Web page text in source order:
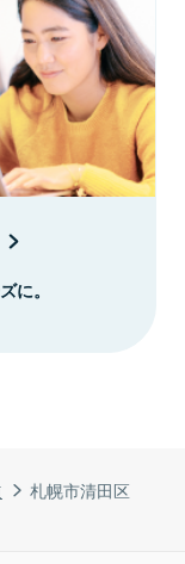
札幌市清田区
に。